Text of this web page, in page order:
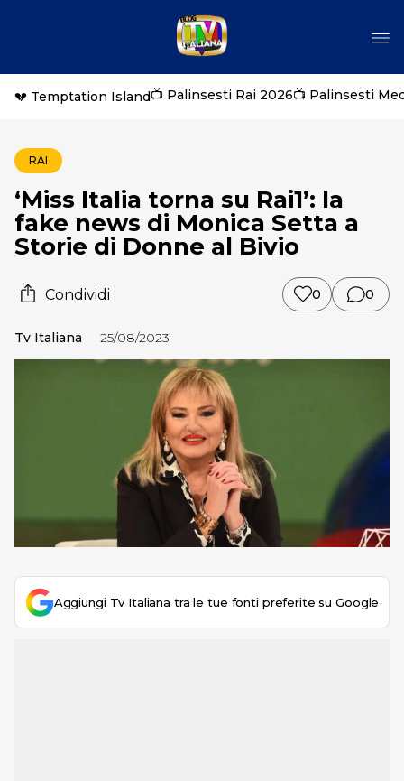
💔 Temptation Island📺 Palinsesti Rai 2026📺 Palinsesti
RAI
‘Miss Italia torna su Rai1’: la
fake news di Monica Setta a
Storie di Donne al Bivio
Condividi 0 0
Tv Italiana 25/08/2023
Aggiungi Tv Italiana tra le tue fonti preferite su Google